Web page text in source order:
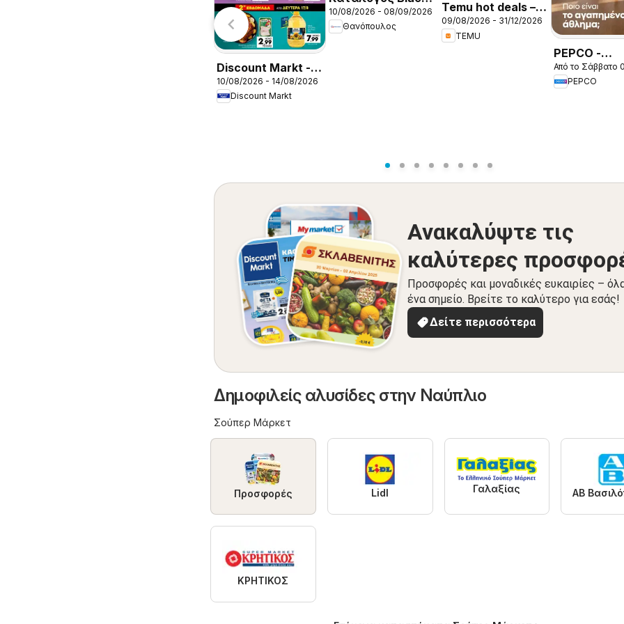
Discount Markt -
Φυλλάδιο
10/08/2026 - 14/08/2026
Discount Markt
Friday
10/08/2026 - 08/09/2026
Θανόπουλος
Temu hot deals –
Greece
09/08/2026 - 31/12/2026
TEMU
PEPCO -
Προσφορές
Από το Σάββατο
PEPCO
Ανακαλύψτε τις
καλύτερες
Προσφορές και μοναδικές ευκαιρίες –
ένα σημείο. Βρείτε το καλύτερο για εσάς!
Δείτε περισσότερα
Δημοφιλείς αλυσίδες στην Ναύπλιο
Σούπερ Μάρκετ
Προσφορές Lidl Γαλαξίας
ΚΡΗΤΙΚΟΣ